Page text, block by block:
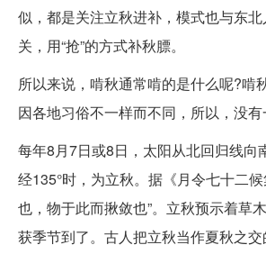
似，都是关注立秋进补，模式也与东
关，用“抢”的方式补秋膘。
所以来说，啃秋通常啃的是什么呢?啃
因各地习俗不一样而不同，所以，没有
每年8月7日或8日，太阳从北回归线向
经135°时，为立秋。据《月令七十二
也，物于此而揪敛也”。立秋预示着草
获季节到了。古人把立秋当作夏秋之